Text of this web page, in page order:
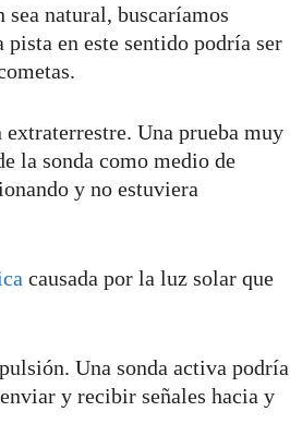
natural, buscaríamos
en este sentido podría ser
Una prueba muy
la sonda como medio de
y no estuviera
causada por la luz solar que
Una sonda activa podría
y recibir señales hacia y